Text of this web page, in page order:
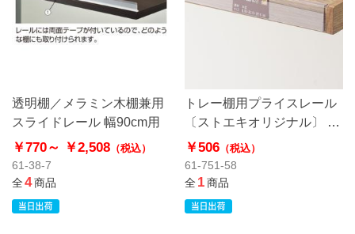
透明棚／メラミン木棚兼用
スライドレール 幅90cm用
￥770～ ￥2,508 （税込）
61-38-7
全4商品
トレー棚用プライスレール
〔ストエキオリジナル〕 幅
90cm用
￥506（税込）
61-751-58
全1商品